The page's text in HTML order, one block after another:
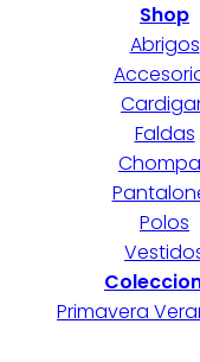
Shop
Abrigos
Faldas
Polos
Primavera